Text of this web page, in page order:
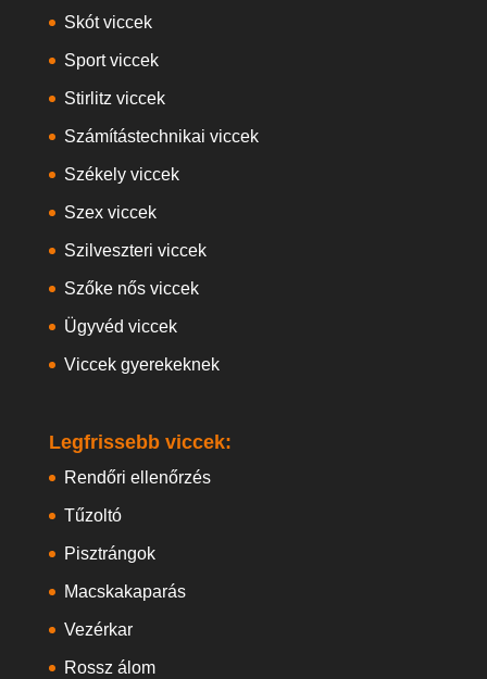
Skót viccek
Sport viccek
Stirlitz viccek
Számítástechnikai viccek
Székely viccek
Szex viccek
Szilveszteri viccek
Szőke nős viccek
Ügyvéd viccek
Viccek gyerekeknek
Legfrissebb viccek:
Rendőri ellenőrzés
Tűzoltó
Pisztrángok
Macskakaparás
Vezérkar
Rossz álom